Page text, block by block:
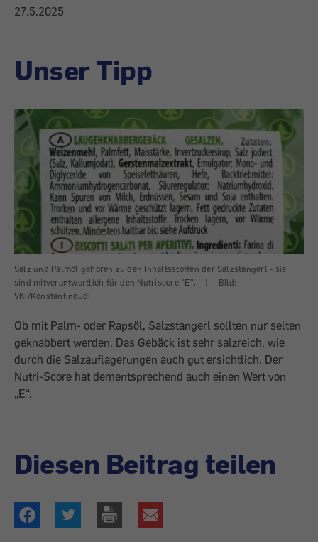
27.5.2025
Unser Tipp
Salz und Palmöl gehören zu den Inhaltsstoffen der Salzstangerl - sie
sind mitverantwortlich für den Nutriscore "E".
|
Bild:
VKI/Konstantinoudi
Ob mit Palm- oder Rapsöl, Salzstangerl sollten nur selten
geknabbert werden. Das Gebäck ist sehr salzreich, wie
durch die Salzauflagerungen auch gut ersichtlich. Der
Nutri-Score hat dementsprechend auch einen Wert von
„E“.
Diesen Beitrag teilen